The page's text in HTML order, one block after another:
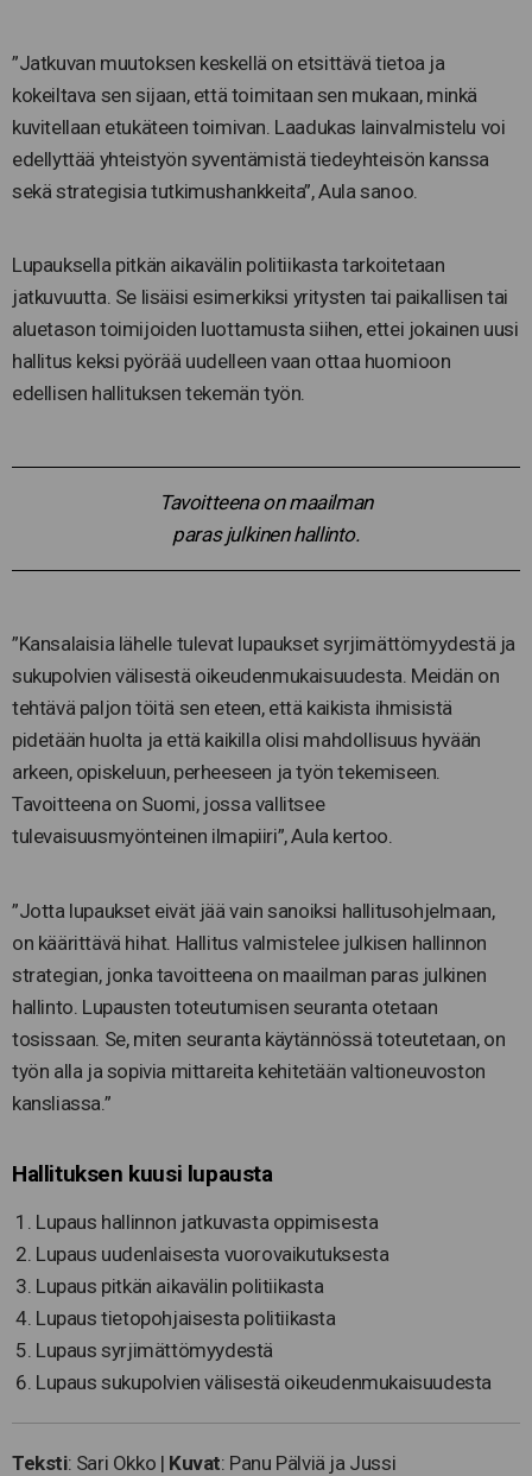
”Jatkuvan muutoksen keskellä on etsittävä tietoa ja
kokeiltava sen sijaan, että toimitaan sen mukaan, minkä
kuvitellaan etukäteen toimivan. Laadukas lainvalmistelu voi
edellyttää yhteistyön syventämistä tiedeyhteisön kanssa
sekä strategisia tutkimushankkeita”, Aula sanoo.
Lupauksella pitkän aikavälin politiikasta tarkoitetaan
jatkuvuutta. Se lisäisi esimerkiksi yritysten tai paikallisen tai
aluetason toimijoiden luottamusta siihen, ettei jokainen uusi
hallitus keksi pyörää uudelleen vaan ottaa huomioon
edellisen hallituksen tekemän työn.
Tavoitteena on maailman
paras julkinen hallinto.
”Kansalaisia lähelle tulevat lupaukset syrjimättömyydestä ja
sukupolvien välisestä oikeudenmukaisuudesta. Meidän on
tehtävä paljon töitä sen eteen, että kaikista ihmisistä
pidetään huolta ja että kaikilla olisi mahdollisuus hyvään
arkeen, opiskeluun, perheeseen ja työn tekemiseen.
Tavoitteena on Suomi, jossa vallitsee
tulevaisuusmyönteinen ilmapiiri”, Aula kertoo.
”Jotta lupaukset eivät jää vain sanoiksi hallitusohjelmaan,
on käärittävä hihat. Hallitus valmistelee julkisen hallinnon
strategian, jonka tavoitteena on maailman paras julkinen
hallinto. Lupausten toteutumisen seuranta otetaan
tosissaan. Se, miten seuranta käytännössä toteutetaan, on
työn alla ja sopivia mittareita kehitetään valtioneuvoston
kansliassa.”
Hallituksen kuusi lupausta
Lupaus hallinnon jatkuvasta oppimisesta
Lupaus uudenlaisesta vuorovaikutuksesta
Lupaus pitkän aikavälin politiikasta
Lupaus tietopohjaisesta politiikasta
Lupaus syrjimättömyydestä
Lupaus sukupolvien välisestä oikeudenmukaisuudesta
Teksti: Sari Okko | Kuvat: Panu Pälviä ja Jussi